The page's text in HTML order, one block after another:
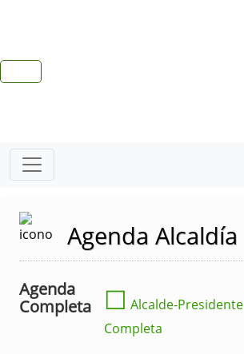
Agenda Alcaldía
Agenda
Completa
☐ Alcalde-Presidente
Completa